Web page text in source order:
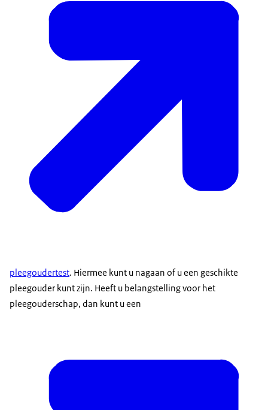
pleegoudertest. Hiermee kunt u nagaan of u een geschikte
pleegouder kunt zijn. Heeft u belangstelling voor het
pleegouderschap, dan kunt u een